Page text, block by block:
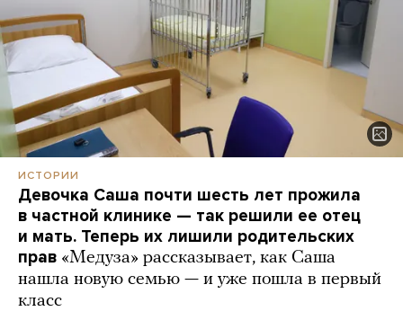
ИСТОРИИ
Девочка Саша почти шесть лет прожила
в частной клинике — так решили ее отец
и мать. Теперь их лишили родительских
прав «Медуза» рассказывает, как Саша
нашла новую семью — и уже пошла в первый
класс